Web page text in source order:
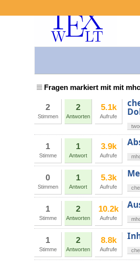
Fragen markiert mit mit
2
Stimmen
2
Antworten
5.1k
Aufrufe
1
Stimme
1
Antwort
3.9k
Aufrufe
0
Stimmen
1
Antwort
5.3k
Aufrufe
1
Stimme
2
Antworten
10.2k
Aufrufe
1
Stimme
2
Antworten
8.8k
Aufrufe